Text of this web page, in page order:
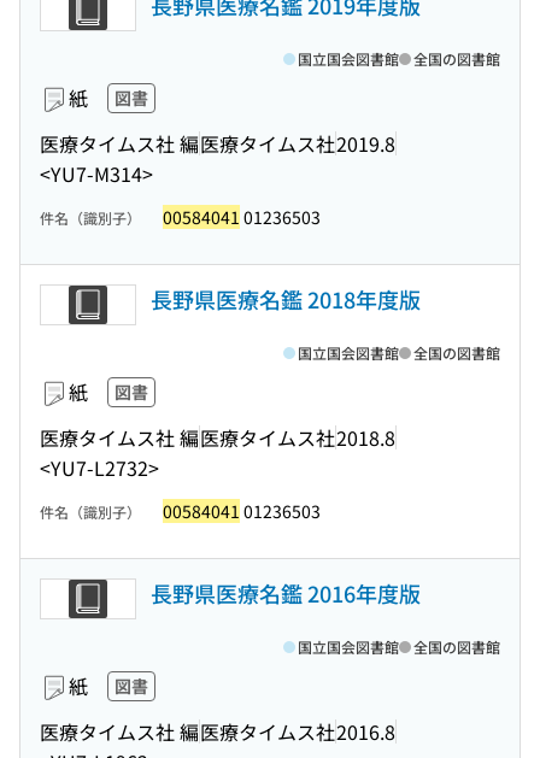
紙 図書
医療タイムス社 編医療タイムス社2019.8
<YU7-M314>
国立国会図書館 全国の図書館
件名（識別子） 00584041 01236503
長野県医療名鑑 2018年度版
紙 図書
医療タイムス社 編医療タイムス社2018.8
<YU7-L2732>
国立国会図書館 全国の図書館
件名（識別子） 00584041 01236503
長野県医療名鑑 2016年度版
紙 図書
医療タイムス社 編医療タイムス社2016.8
国立国会図書館 全国の図書館